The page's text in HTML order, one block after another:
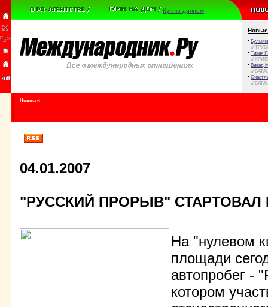
Куплю диплом
Новые
•
//
• Тихая
//
• Виват,
//
•
//
Новости
04.01.2007
"РУССКИЙ ПРОРЫВ" СТАРТОВАЛ
На "нулевом
площади
автопробег -
котором